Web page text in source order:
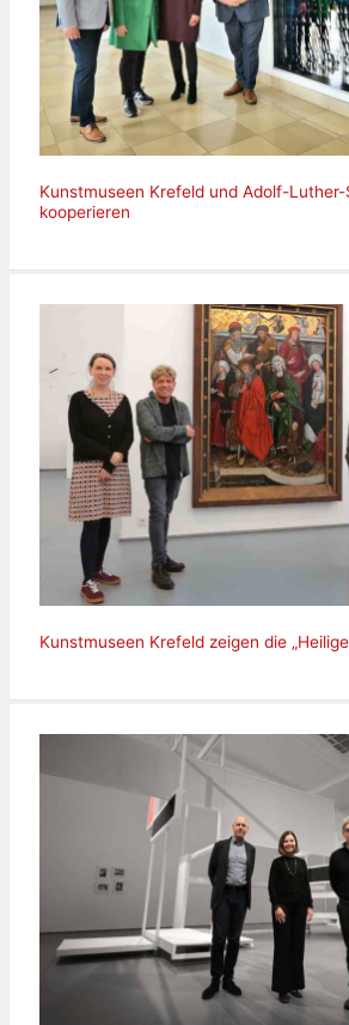
Kunstmuseen Krefeld und Adolf-
kooperieren
Kunstmuseen Krefeld zeigen die